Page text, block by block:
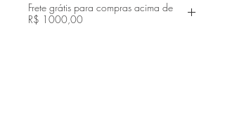
Frete grátis para compras acima de
R$ 1000,00